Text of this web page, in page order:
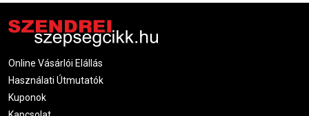
Online Vásárlói Elállás
Használati Útmutatók
Kuponok